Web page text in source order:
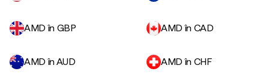
AMD în GBP AMD în CAD
AMD în AUD AMD în CHF